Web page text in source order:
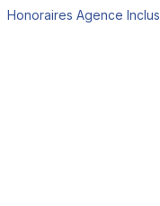
Honoraires Agence Inclus